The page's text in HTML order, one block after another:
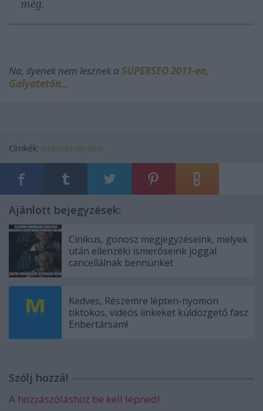
még.
Na, ilyenek nem lesznek a SUPERSEO 2011-en,
Galyatetőn...
Címkék: internet olvasói
Ajánlott bejegyzések:
Cinikus, gonosz megjegyzéseink, melyek
után ellenzéki ismerőseink joggal
cancellálnak bennünket
Kedves, Részemre lépten-nyomon
tiktokos, videós linkeket küldözgető fasz
Enbertársam!
Szólj hozzá!
A hozzászóláshoz be kell lépned!